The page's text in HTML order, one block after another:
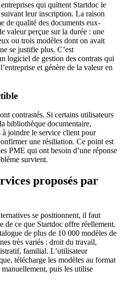
qui quittent Startdoc le
leur inscription. La raison
de qualité des documents eux-
valeur perçue sur la durée : une
ou trois modèles dont on avait
se justifie plus. C’est
logiciel de gestion des contrats qui
et génère de la valeur en
contrastés. Si certains utilisateurs
bibliothèque documentaire,
à joindre le service client pour
une résiliation. Ce point est
PME qui ont besoin d’une réponse
survient.
proposés par
se positionnent, il faut
de ce que Startdoc offre réellement.
de plus de 10 000 modèles de
très variés : droit du travail,
familial. L’utilisateur
télécharge les modèles au format
puis les utilise